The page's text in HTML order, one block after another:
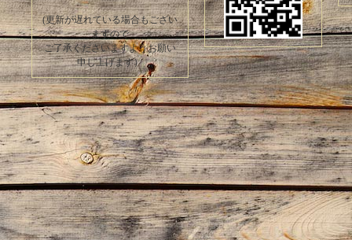
(更新が遅れている場合もござい
ますので
ご了承くださいますようお願い
申し上げます）